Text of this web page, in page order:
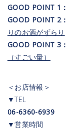
GOOD POINT 1：
GOOD POINT 2：
りのお酒がずらり
GOOD POINT 3：
（すごい量）
＜お店情報＞
▼TEL
06-6360-6939
▼営業時間